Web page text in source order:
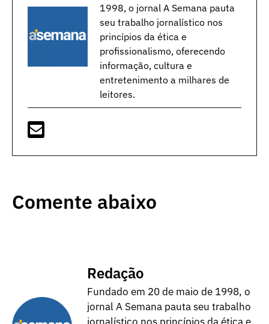
1998, o jornal A Semana pauta
seu trabalho jornalístico nos
princípios da ética e
profissionalismo, oferecendo
informação, cultura e
entretenimento a milhares de
leitores.
Comente abaixo
Redação
Fundado em 20 de maio de 1998, o
jornal A Semana pauta seu trabalho